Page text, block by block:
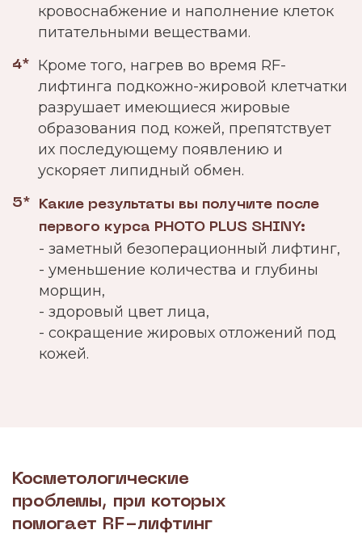
кровоснабжение и наполнение клеток
питательными веществами.
4*
Кроме того, нагрев во время RF-
лифтинга подкожно-жировой клетчатки
разрушает имеющиеся жировые
образования под кожей, препятствует
их последующему появлению и
ускоряет липидный обмен.
5*
Какие результаты вы получите после
первого курса PHOTO PLUS SHINY:
- заметный безоперационный лифтинг,
- уменьшение количества и глубины
морщин,
- здоровый цвет лица,
- сокращение жировых отложений под
кожей.
Косметологические
проблемы, при которых
помогает RF-лифтинг